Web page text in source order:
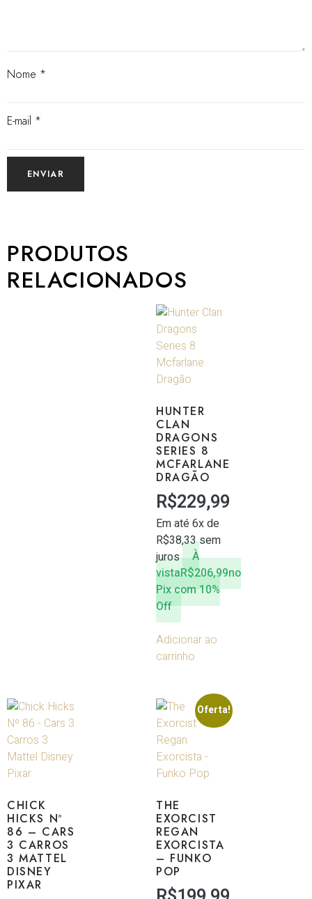
Nome *
E-mail *
PRODUTOS
RELACIONADOS
HUNTER
CLAN
DRAGONS
SERIES 8
MCFARLANE
DRAGÃO
R$229,99
Em até 6x de
R$38,33sem
juros
À
vistaR$206,99no
Pix com 10%
Off
Adicionar ao
carrinho
CHICK
HICKS Nº
86 – CARS
3 CARROS
3 MATTEL
DISNEY
PIXAR
Oferta!
THE
EXORCIST
REGAN
EXORCISTA
– FUNKO
POP